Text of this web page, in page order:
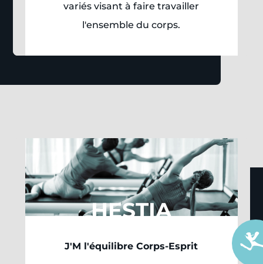
variés visant à faire travailler
l'ensemble du corps.
HESTIA
J'M l'équilibre Corps-Esprit